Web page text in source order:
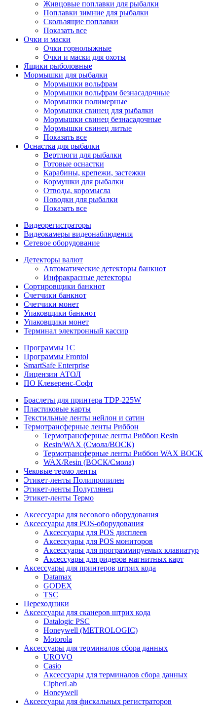
Живцовые поплавки для рыбалки
Поплавки зимние для рыбалки
Скользящие поплавки
Показать все
Очки и маски
Очки горнолыжные
Очки и маски для охоты
Ящики рыболовные
Мормышки для рыбалки
Мормышки вольфрам
Мормышки вольфрам безнасадочные
Мормышки полимерные
Мормышки свинец для рыбалки
Мормышки свинец безнасадочные
Мормышки свинец литые
Показать все
Оснастка для рыбалки
Вертлюги для рыбалки
Готовые оснастки
Карабины, крепежи, застежки
Кормушки для рыбалки
Отводы, коромысла
Поводки для рыбалки
Показать все
Видеорегистраторы
Видеокамеры видеонаблюдения
Сетевое оборудование
Детекторы валют
Автоматические детекторы банкнот
Инфракрасные детекторы
Сортировщики банкнот
Счетчики банкнот
Счетчики монет
Упаковщики банкнот
Упаковщики монет
Терминал электронный кассир
Программы 1C
Программы Frontol
SmartSafe Enterprise
Лицензии АТОЛ
ПО Клеверенс-Софт
Браслеты для принтера TDP-225W
Пластиковые карты
Текстильные ленты нейлон и сатин
Термотрансферные ленты Риббон
Термотрансферные ленты Риббон Resin
Resin/WAX (Смола/ВОСК)
Термотрансферные ленты Риббон WAX ВОСК
WAX/Resin (ВОСК/Смола)
Чековые термо ленты
Этикет-ленты Полипропилен
Этикет-ленты Полуглянец
Этикет-ленты Термо
Аксессуары для весового оборудования
Аксессуары для POS-оборудования
Аксессуары для POS дисплеев
Аксессуары для POS мониторов
Аксессуары для программируемых клавиатур
Аксессуары для ридеров магнитных карт
Аксессуары для принтеров штрих кода
Datamax
GODEX
TSC
Переходники
Аксессуары для сканеров штрих кода
Datalogic PSC
Honeywell (METROLOGIC)
Motorola
Аксессуары для терминалов сбора данных
UROVO
Casio
Аксессуары для терминалов сбора данных
CipherLab
Honeywell
Аксессуары для фискальных регистраторов